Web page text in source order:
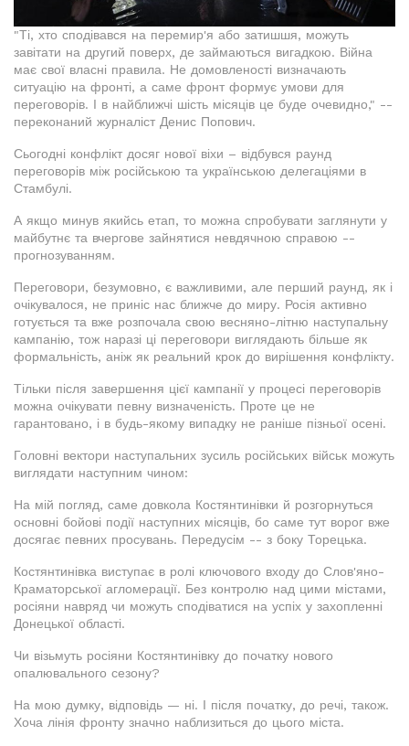
"Ті, хто сподівався на перемир'я або затишшя, можуть
завітати на другий поверх, де займаються вигадкою. Війна
має свої власні правила. Не домовленості визначають
ситуацію на фронті, а саме фронт формує умови для
переговорів. І в найближчі шість місяців це буде очевидно," --
переконаний журналіст Денис Попович.
Сьогодні конфлікт досяг нової віхи – відбувся раунд
переговорів між російською та українською делегаціями в
Стамбулі.
А якщо минув якийсь етап, то можна спробувати заглянути у
майбутнє та вчергове зайнятися невдячною справою --
прогнозуванням.
Переговори, безумовно, є важливими, але перший раунд, як і
очікувалося, не приніс нас ближче до миру. Росія активно
готується та вже розпочала свою весняно-літню наступальну
кампанію, тож наразі ці переговори виглядають більше як
формальність, аніж як реальний крок до вирішення конфлікту.
Тільки після завершення цієї кампанії у процесі переговорів
можна очікувати певну визначеність. Проте це не
гарантовано, і в будь-якому випадку не раніше пізньої осені.
Головні вектори наступальних зусиль російських військ можуть
виглядати наступним чином:
На мій погляд, саме довкола Костянтинівки й розгорнуться
основні бойові події наступних місяців, бо саме тут ворог вже
досягає певних просувань. Передусім -- з боку Торецька.
Костянтинівка виступає в ролі ключового входу до Слов'яно-
Краматорської агломерації. Без контролю над цими містами,
росіяни навряд чи можуть сподіватися на успіх у захопленні
Донецької області.
Чи візьмуть росіяни Костянтинівку до початку нового
опалювального сезону?
На мою думку, відповідь — ні. І після початку, до речі, також.
Хоча лінія фронту значно наблизиться до цього міста.